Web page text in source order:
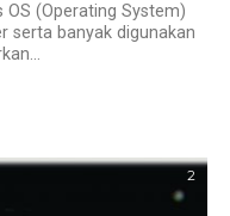
(Operating System)
serta banyak digunakan
2